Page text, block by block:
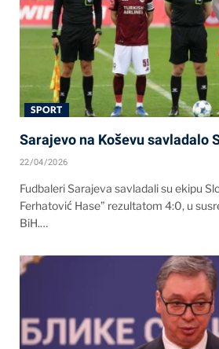
SPORT
Sarajevo na Koševu savladalo
22/04/2026
Fudbaleri Sarajeva savladali su ekipu
Ferhatović Hase” rezultatom 4:0, u
BiH.…